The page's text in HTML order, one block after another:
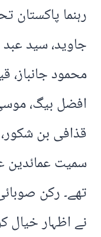
رہنما
جاوید، سید عبد
محمود جانباز،
افضل بیگ،
قذافی بن
سمیت عمائدین
تھے۔ رکن
نے اظہار خیال